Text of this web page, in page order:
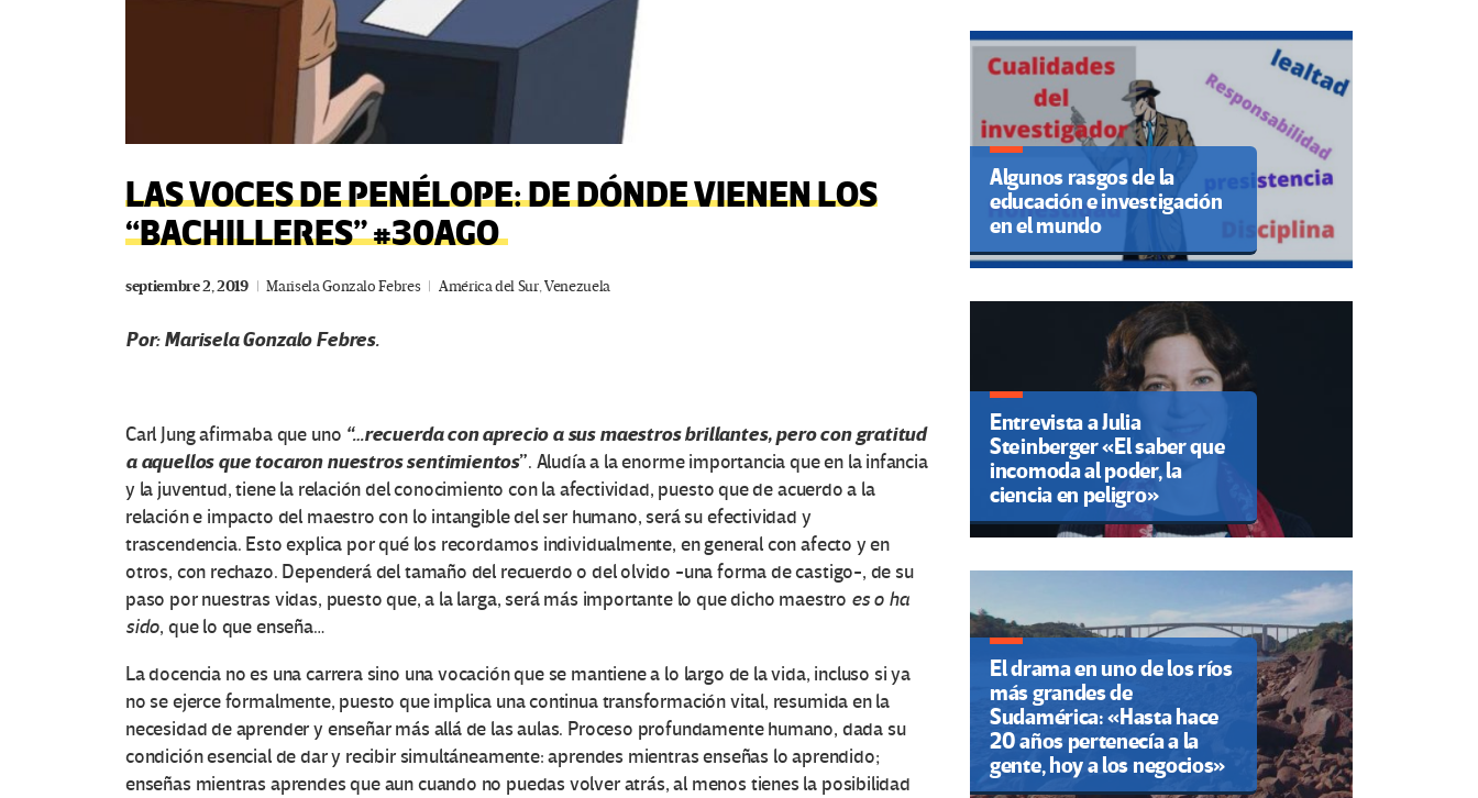
LAS VOCES DE PENÉLOPE: DE DÓNDE VIENEN LOS
“BACHILLERES” #30AGO
septiembre 2, 2019 Marisela Gonzalo Febres América del Sur,Venezuela
Por: Marisela Gonzalo Febres.
Carl Jung afirmaba que uno “…recuerda con aprecio a sus maestros brillantes, pero con gratitud
a aquellos que tocaron nuestros sentimientos”. Aludía a la enorme importancia que en la infancia
y la juventud, tiene la relación del conocimiento con la afectividad, puesto que de acuerdo a la
relación e impacto del maestro con lo intangible del ser humano, será su efectividad y
trascendencia. Esto explica por qué los recordamos individualmente, en general con afecto y en
otros, con rechazo. Dependerá del tamaño del recuerdo o del olvido -una forma de castigo-, de su
paso por nuestras vidas, puesto que, a la larga, será más importante lo que dicho maestro es o ha
sido, que lo que enseña…
La docencia no es una carrera sino una vocación que se mantiene a lo largo de la vida, incluso si ya
no se ejerce formalmente, puesto que implica una continua transformación vital, resumida en la
necesidad de aprender y enseñar más allá de las aulas. Proceso profundamente humano, dada su
condición esencial de dar y recibir simultáneamente: aprendes mientras enseñas lo aprendido;
enseñas mientras aprendes que aun cuando no puedas volver atrás, al menos tienes la posibilidad
Algunos rasgos de la
educación e investigación
en el mundo
Entrevista a Julia
Steinberger «El saber que
incomoda al poder, la
ciencia en peligro»
El drama en uno de los ríos
más grandes de
Sudamérica: «Hasta hace
20 años pertenecía a la
gente, hoy a los negocios»